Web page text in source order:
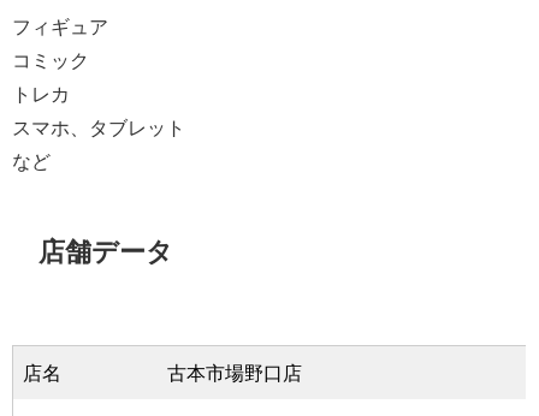
フィギュア
コミック
トレカ
スマホ、タブレット
など
店舗データ
店名 古本市場野口店